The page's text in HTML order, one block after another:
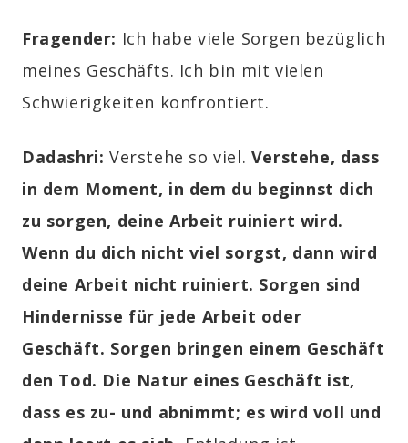
Fragender: Ich habe viele Sorgen bezüglich
meines Geschäfts. Ich bin mit vielen
Schwierigkeiten konfrontiert.
Dadashri: Verstehe so viel. Verstehe, dass
in dem Moment, in dem du beginnst dich
zu sorgen, deine Arbeit ruiniert wird.
Wenn du dich nicht viel sorgst, dann wird
deine Arbeit nicht ruiniert. Sorgen sind
Hindernisse für jede Arbeit oder
Geschäft. Sorgen bringen einem Geschäft
den Tod. Die Natur eines Geschäft ist,
dass es zu- und abnimmt; es wird voll und